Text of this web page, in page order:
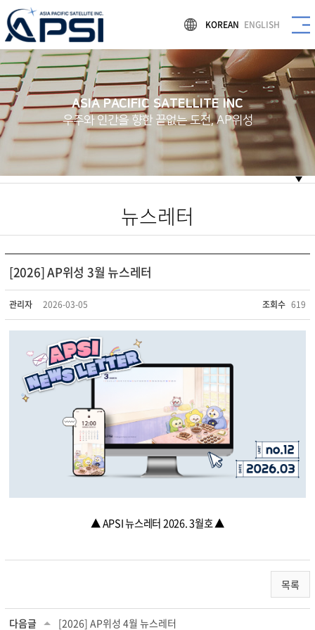
KOREAN ENGLISH
ASIA PACIFIC SATELLITE INC
우주와 인간을 향한 끝없는 도전, AP위성
뉴스레터
[2026] AP위성 3월 뉴스레터
관리자 2026-03-05 조회수 619
▲ APSI 뉴스레터 2026. 3월호 ▲
목록
다음글 [2026] AP위성 4월 뉴스레터